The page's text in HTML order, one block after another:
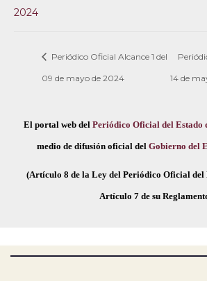
2024
Periódico Oficial Alcance 1 del
09 de mayo de 2024 14 de
El portal web del Periódico Oficial del Estado
medio de difusión oficial del Gobierno del
(Artículo 8 de la Ley del Periódico Oficial del
Artículo 7 de su